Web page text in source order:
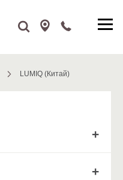
LUMIQ (Китай)